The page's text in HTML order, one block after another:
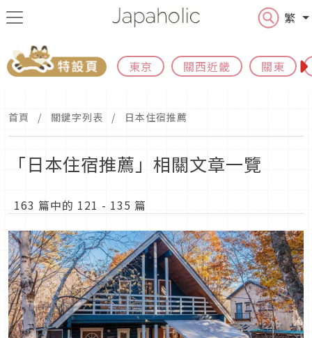
繁
東京 關西近畿 關東
首頁 關鍵字列表 日本住宿推薦
「日本住宿推薦」相關文章一覽
163 篇中的 121 - 135 篇